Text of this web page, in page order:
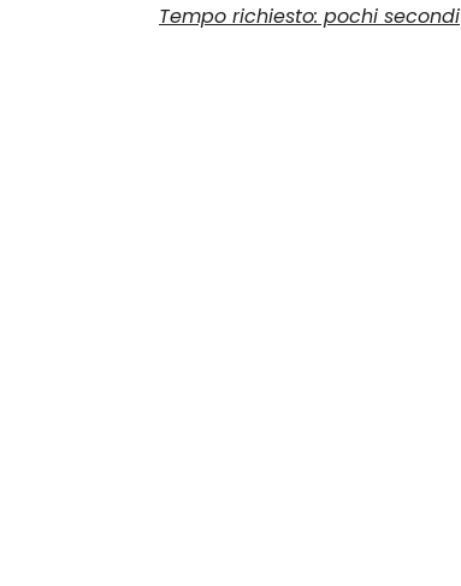
Tempo richiesto: pochi secondi